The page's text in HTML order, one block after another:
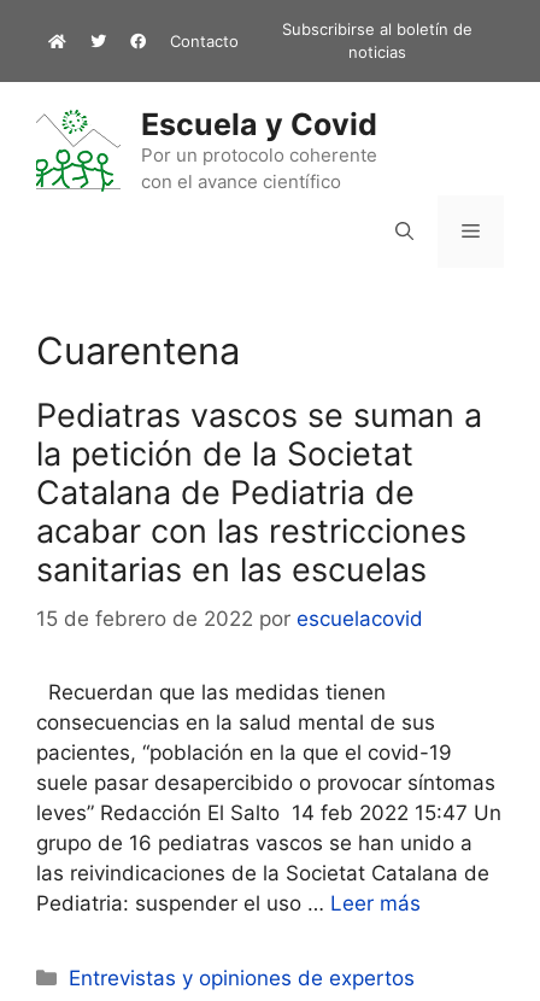
Contacto
Subscribirse al boletín de
noticias
Escuela y Covid
Por un protocolo coherente
con el avance científico
Menú
Cuarentena
Pediatras vascos se suman a
la petición de la Societat
Catalana de Pediatria de
acabar con las restricciones
sanitarias en las escuelas
15 de febrero de 2022 por escuelacovid
Recuerdan que las medidas tienen
consecuencias en la salud mental de sus
pacientes, “población en la que el covid-19
suele pasar desapercibido o provocar síntomas
leves” Redacción El Salto 14 feb 2022 15:47 Un
grupo de 16 pediatras vascos se han unido a
las reivindicaciones de la Societat Catalana de
Pediatria: suspender el uso … Leer más
Categorías
Entrevistas y opiniones de expertos